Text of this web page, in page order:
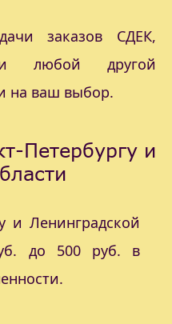
заказов СДЕК,
любой другой
на ваш выбор.
Петербургу и
и Ленинградской
до 500 руб. в